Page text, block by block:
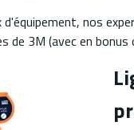
nos
3M (avec en bonus